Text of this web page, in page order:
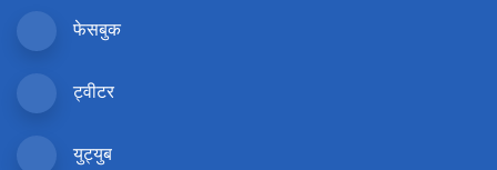
फेसबुक
ट्वीटर
युट्युब